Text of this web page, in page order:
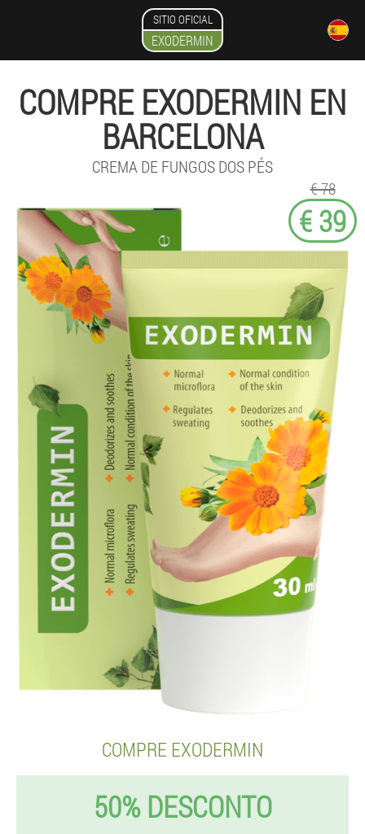
SITIO OFICIAL
EXODERMIN
COMPRE EXODERMIN EN
BARCELONA
CREMA DE FUNGOS DOS PÉS
€ 78
€ 39
COMPRE EXODERMIN
50% DESCONTO